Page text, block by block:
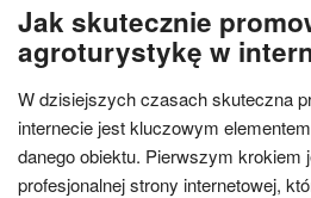
Jak skutecznie
agroturystykę w
W dzisiejszych czasach skuteczna
internecie jest kluczowym
danego obiektu. Pierwszym krokiem
profesjonalnej strony internetowej,